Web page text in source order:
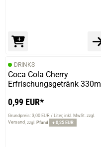
DRINKS
Coca Cola Cherry
Erfrischungsgetränk 330ml
0,99 EUR*
Grundpreis: 3,00 EUR / Liter inkl. MwSt. zzgl.
Versand zzgl. Pfand + 0,25 EUR